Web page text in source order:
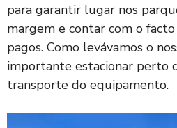
para garantir lugar nos
margem e contar com o
pagos. Como levávamos o
importante estacionar perto
transporte do equipamento.